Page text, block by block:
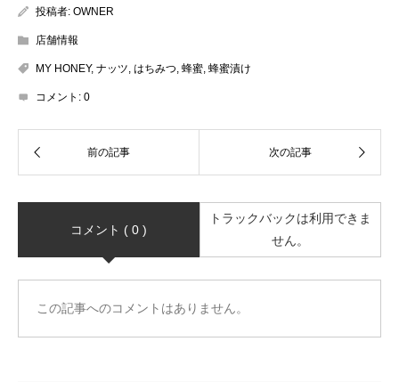
投稿者: OWNER
店舗情報
MY HONEY, ナッツ, はちみつ, 蜂蜜, 蜂蜜漬け
コメント: 0
コメント ( 0 )
トラックバックは利用できま
せん。
この記事へのコメントはありません。